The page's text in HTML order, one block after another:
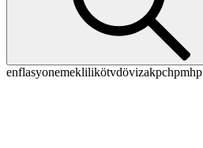
enflasyonemeklilikötvdövizakpchpmhp